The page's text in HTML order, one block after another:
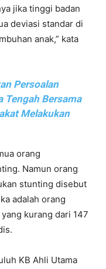
jika tinggi badan
deviasi standar di
anak,” kata
Persoalan
Tengah Bersama
Melakukan
orang
Namun orang
stunting disebut
adalah orang
kurang dari 147
KB Ahli Utama